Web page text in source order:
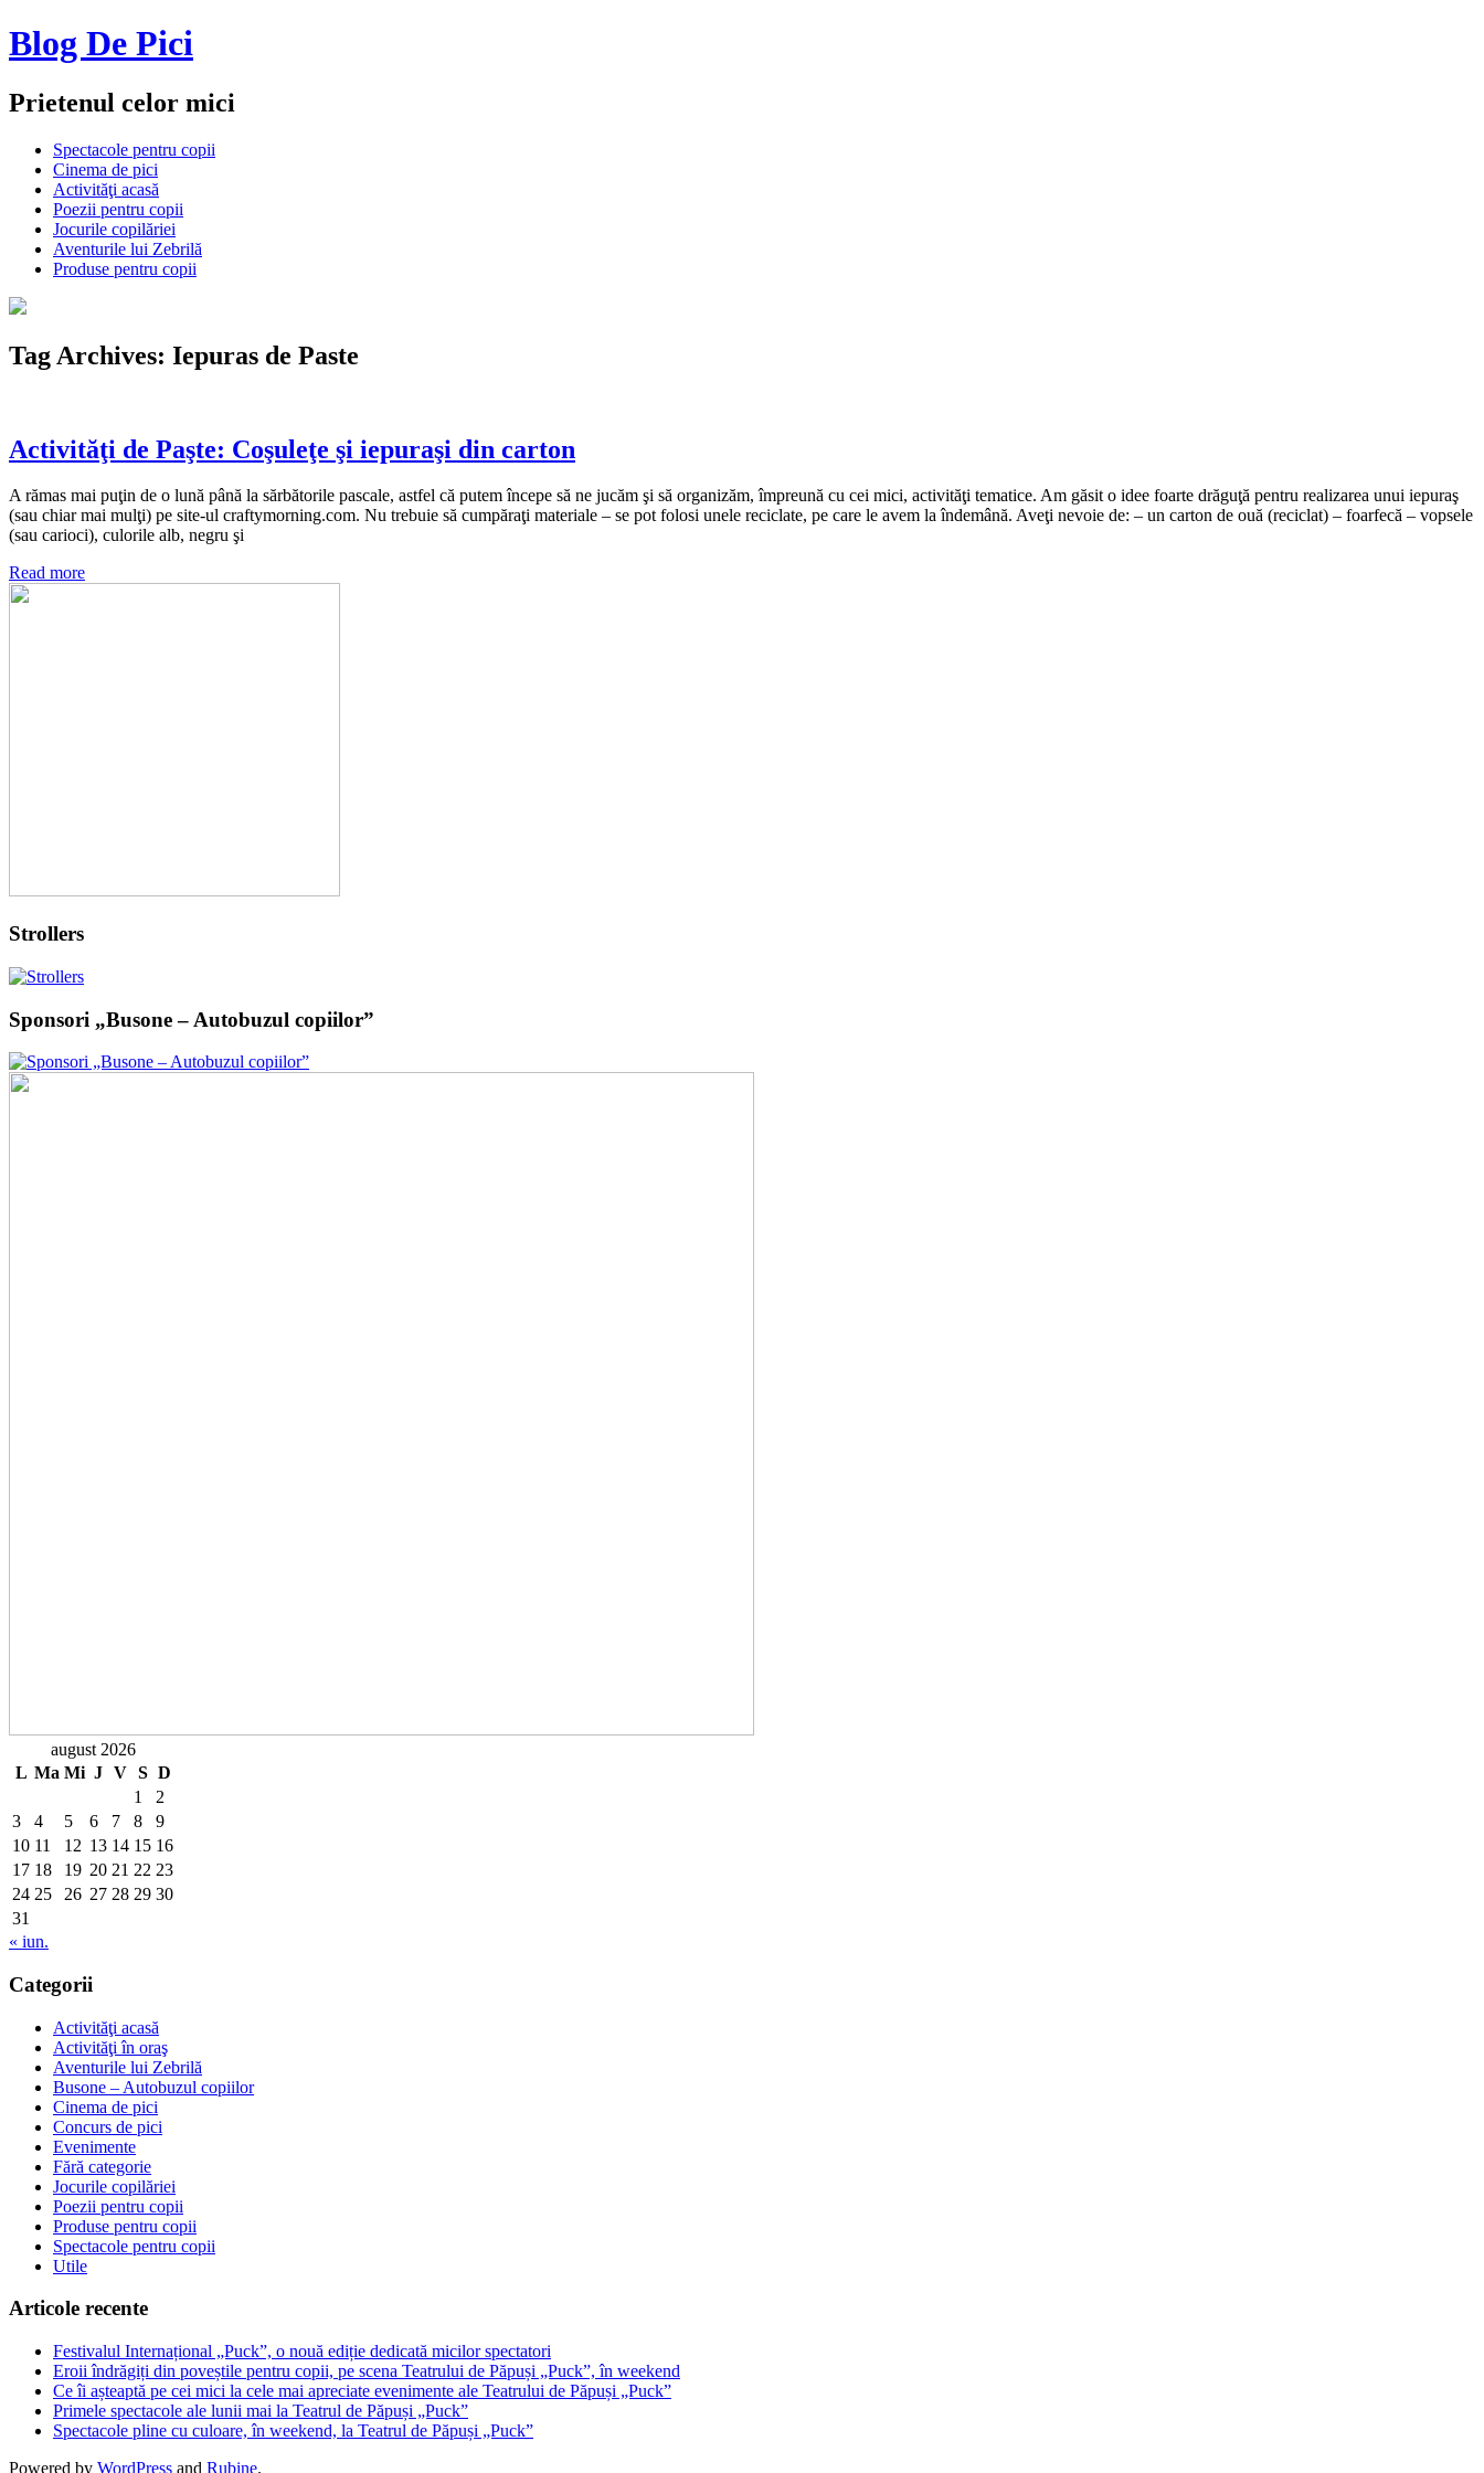
Blog De Pici
Prietenul celor mici
Spectacole pentru copii
Cinema de pici
Activităţi acasă
Poezii pentru copii
Jocurile copilăriei
Aventurile lui Zebrilă
Produse pentru copii
Tag Archives: Iepuras de Paste
Activităţi de Paşte: Coşuleţe şi iepuraşi din carton
A rămas mai puţin de o lună până la sărbătorile pascale, astfel că putem începe să ne jucăm şi să organizăm, împreună cu cei mici, activităţi tematice. Am găsit o idee foarte drăguţă pentru realizarea unui iepuraş
(sau chiar mai mulţi) pe site-ul craftymorning.com. Nu trebuie să cumpăraţi materiale – se pot folosi unele reciclate, pe care le avem la îndemână. Aveţi nevoie de: – un carton de ouă (reciclat) – foarfecă – vopsele
(sau carioci), culorile alb, negru şi
Read more
Strollers
Sponsori „Busone – Autobuzul copiilor”
august 2026
L Ma Mi J V S D
1
2
3
4 5 6 7 8
9
10 11 12 13 14 15 16
17 18 19 20 21 22 23
24 25 26 27 28 29 30
31
« iun.
Categorii
Activităţi acasă
Activităţi în oraş
Aventurile lui Zebrilă
Busone – Autobuzul copiilor
Cinema de pici
Concurs de pici
Evenimente
Fără categorie
Jocurile copilăriei
Poezii pentru copii
Produse pentru copii
Spectacole pentru copii
Utile
Articole recente
Festivalul Internațional „Puck”, o nouă ediție dedicată micilor spectatori
Eroii îndrăgiți din poveștile pentru copii, pe scena Teatrului de Păpuși „Puck”, în weekend
Ce îi așteaptă pe cei mici la cele mai apreciate evenimente ale Teatrului de Păpuși „Puck”
Primele spectacole ale lunii mai la Teatrul de Păpuși „Puck”
Spectacole pline cu culoare, în weekend, la Teatrul de Păpuși „Puck”
Powered by WordPress and Rubine.